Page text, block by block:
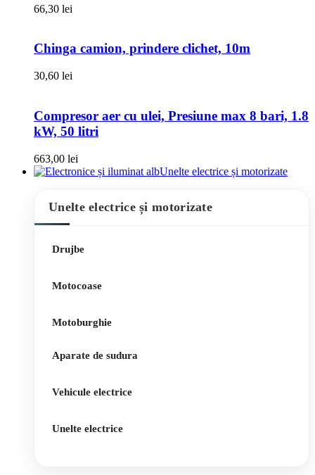
66,30 lei
Chinga camion, prindere clichet, 10m
30,60 lei
Compresor aer cu ulei, Presiune max 8 bari, 1.8
kW, 50 litri
663,00 lei
Unelte electrice și motorizate
Unelte electrice și motorizate
Drujbe
Motocoase
Motoburghie
Aparate de sudura
Vehicule electrice
Unelte electrice